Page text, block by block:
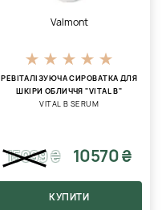
Valmont
РЕВІТАЛІЗУЮЧА СИРОВАТКА ДЛЯ
ШКІРИ ОБЛИЧЧЯ "VITAL B"
VITAL B SERUM
15099₴ 10570 ₴
КУПИТИ